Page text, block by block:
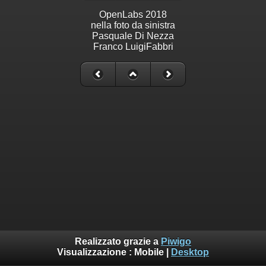
OpenLabs 2018
nella foto da sinistra
Pasquale Di Nezza
Franco LuigiFabbri
Realizzato grazie a Piwigo
Visualizzazione : Mobile Desktop